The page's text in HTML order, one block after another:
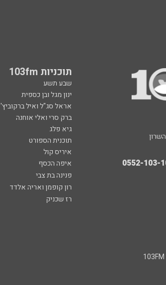
תוכניות 103fm
שבע תשע
ינון מגל ובן כספית
אראל סג"ל ואיל ברקוביץ'
ברק סרי ואלי אוחנה
גיא פלג
תוכנית הספורט
איריס קול
איפה הכסף
פנינה בת צבי
רון קופמן ואריה אלדד
רז שכניק